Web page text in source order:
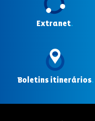
Extranet.
Boletins itinerários.